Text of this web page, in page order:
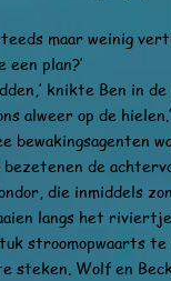
maar weinig
plan?’
knikte Ben in de
alweer op de hielen.’
bezetenen de
die inmiddels
langs het
stroomopwaarts te
steken. Wolf en